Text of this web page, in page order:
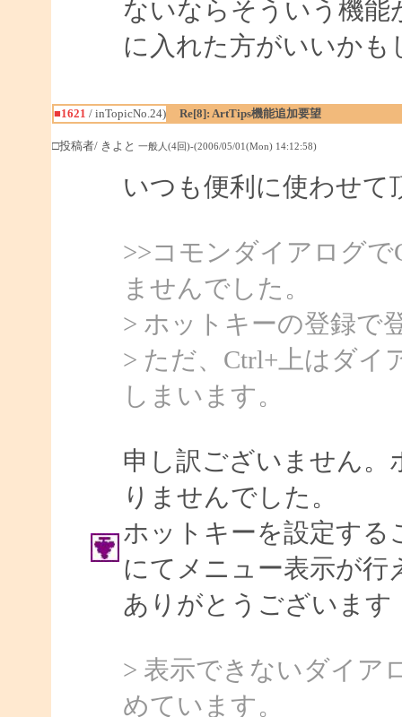
ないならそういう機能
に入れた方がいいかも
■1621 / inTopicNo.24) Re[8]: ArtTips機能追加要望
□投稿者/ きよと 一般人(4回)-(2006/05/01(Mon) 14:12:58)
いつも便利に使わせて
>>コモンダイアログ
ませんでした。
> ホットキーの登録で
> ただ、Ctrl+上はダイ
しまいます。
申し訳ございません。
りませんでした。
ホットキーを設定する
にてメニュー表示が行
ありがとうございます
> 表示できないダイア
めています。